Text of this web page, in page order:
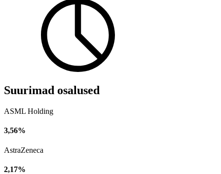
Suurimad osalused
ASML Holding
3,56%
AstraZeneca
2,17%